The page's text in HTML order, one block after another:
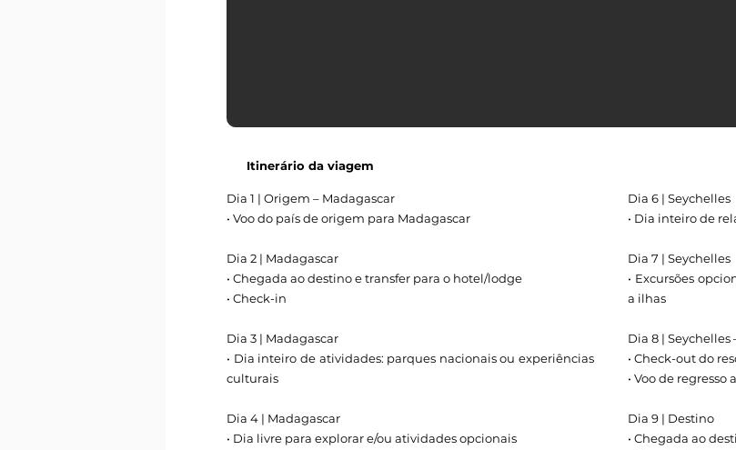
Itinerário da viagem
Dia 1 | Origem – Madagascar
• Voo do país de origem para Madagascar
Dia 2 | Madagascar
• Chegada ao destino e transfer para o hotel/lodge
• Check-in
Dia 3 | Madagascar
• Dia inteiro de atividades: parques nacionais ou experiências
culturais
Dia 4 | Madagascar
• Dia livre para explorar e/ou atividades opcionais
Dia 6 | Seychelles
• Dia inteiro de
Dia 7 | Seychelles
• Excursões
a ilhas
Dia 8 | Seychelles
• Check-out do
• Voo de
Dia 9 | Destino
• Chegada ao